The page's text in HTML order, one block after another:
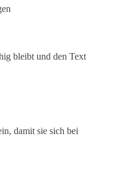
bleibt und den Text
damit sie sich bei